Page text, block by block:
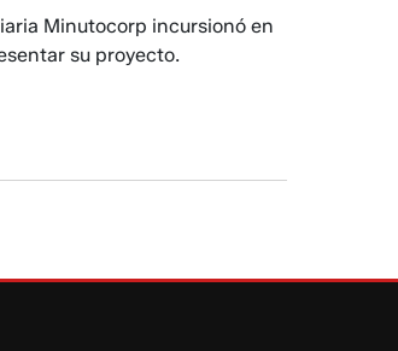
Minutocorp incursionó en
su proyecto.